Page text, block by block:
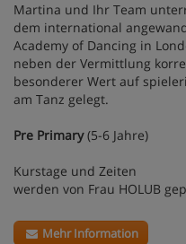
Martina und Ihr Team
dem international
Academy of Dancing in
neben der Vermittlung
besonderer Wert auf
am Tanz gelegt.
Pre Primary(5-6 Jahre)
Kurstage und Zeiten
werden von Frau HOLUB
Mehr Information